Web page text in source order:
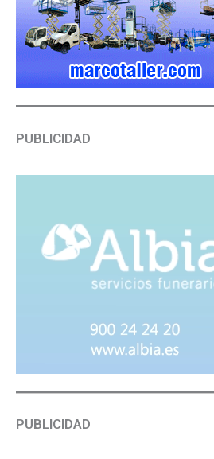
PUBLICIDAD
PUBLICIDAD